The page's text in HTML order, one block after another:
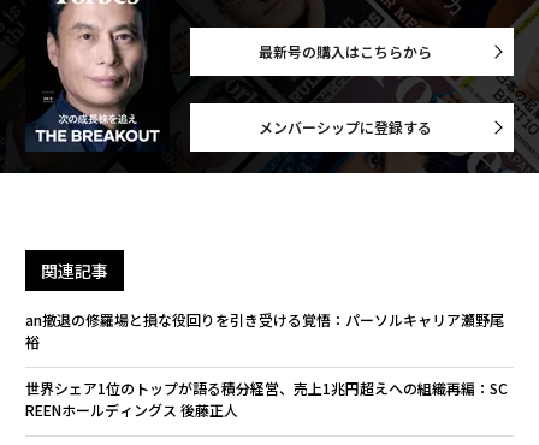
最新号の購入はこちらから
メンバーシップに登録する
関連記事
an撤退の修羅場と損な役回りを引き受ける覚悟：パーソルキャリア瀬野尾
裕
世界シェア1位のトップが語る積分経営、売上1兆円超えへの組織再編：SC
REENホールディングス 後藤正人